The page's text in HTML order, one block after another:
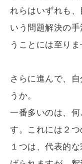
れらはいずれも
いう問題解決の
うことには至りま
さらに進んで、
うか。
一番多いのは、
す。これには２つ
１つは、代表的